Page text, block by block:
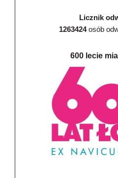
Licznik
1263424osób
600 lecie